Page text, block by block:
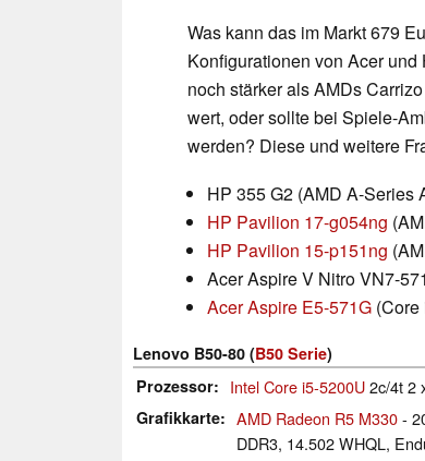
Was kann das im Markt 679
Konfigurationen von Acer
noch stärker als AMDs
wert, oder sollte bei Spiele-
werden? Diese und weitere
HP 355 G2 (AMD A-Series
HP Pavilion 17-g054ng
HP Pavilion 15-p151ng
Acer Aspire V Nitro VN7-
Acer Aspire E5-571G (Core
Lenovo B50-80 (B50 Serie)
Prozessor
Intel Core i5-5200U2c/4t 2
Grafikkarte AMD Radeon R5 M330-
DDR3, 14.502 WHQL,